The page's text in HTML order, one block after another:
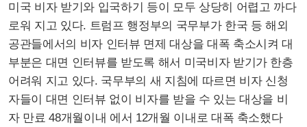
미국 비자 받기와 입국하기 등이 모두 상당히 어렵고 까다
로워 지고 있다. 트럼프 행정부의 국무부가 한국 등 해외
공관들에서의 비자 인터뷰 면제 대상을 대폭 축소시켜 대
부분은 대면 인터뷰를 받도록 해서 미국비자 받기가 한층
어려워 지고 있다. 국무부의 새 지침에 따르면 비자 신청
자들이 대면 인터뷰 없이 비자를 받을 수 있는 대상을 비
자 만료 48개월이내 에서 12개월 이내로 대폭 축소했다